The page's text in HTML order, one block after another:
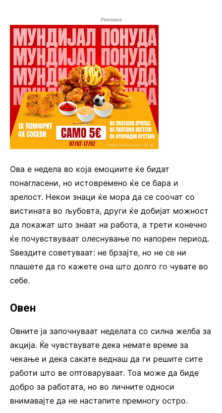
Реклама
Ова е недела во која емоциите ќе бидат
понагласени, но истовремено ќе се бара и
зрелост. Некои знаци ќе мора да се соочат со
вистината во љубовта, други ќе добијат можност
да покажат што знаат на работа, а трети конечно
ќе почувствуваат олеснување по напорен период.
Ѕвездите советуваат: не брзајте, но не се ни
плашете да го кажете она што долго го чувате во
себе.
Овен
Овните ја започнуваат неделата со силна желба за
акција. Ќе чувствувате дека немате време за
чекање и дека сакате веднаш да ги решите сите
работи што ве оптоваруваат. Тоа може да биде
добро за работата, но во личните односи
внимавајте да не настапите премногу остро.